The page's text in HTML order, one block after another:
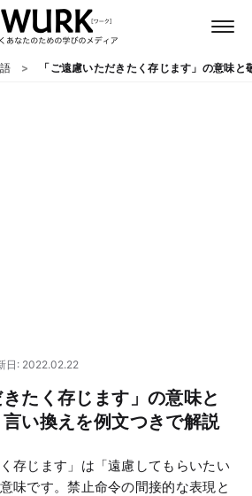
「ご遠慮いただきたく存じます」の意味
日: 2022.02.22
きたく存じます」の意味と
い換えを例文つきで解説
存じます」は「遠慮してもらいたい
味です。禁止命令の間接的な表現と